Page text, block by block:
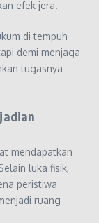
efek jera.
di tempuh
demi menjaga
tugasnya
mendapatkan
luka fisik,
peristiwa
ruang